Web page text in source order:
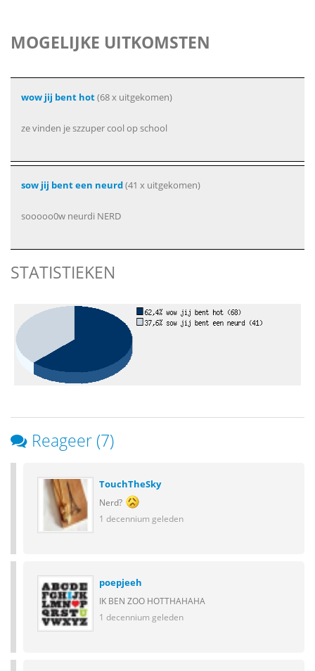
MOGELIJKE UITKOMSTEN
wow jij bent hot(68 x uitgekomen)
ze vinden je szzuper cool op school
sow jij bent een neurd(41 x uitgekomen)
sooooo0w neurdi NERD
STATISTIEKEN
Reageer (7)
TouchTheSky
Nerd?
1 decennium geleden
poepjeeh
IK BEN ZOO HOTTHAHAHA
1 decennium geleden